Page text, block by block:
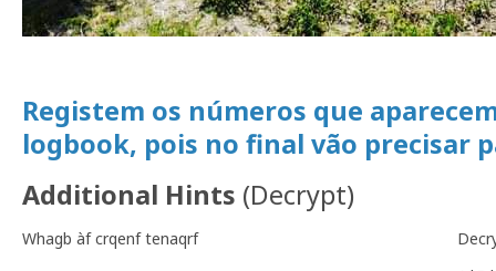
Registem os números que
logbook, pois no final vão precisar
Additional Hints (Decrypt)
Whagb àf crqenf tenaqrf